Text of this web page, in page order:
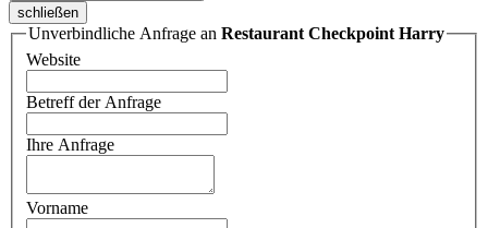
schließen
Unverbindliche Anfrage an Restaurant Checkpoint Harry
Website
Betreff der Anfrage
Ihre Anfrage
Vorname